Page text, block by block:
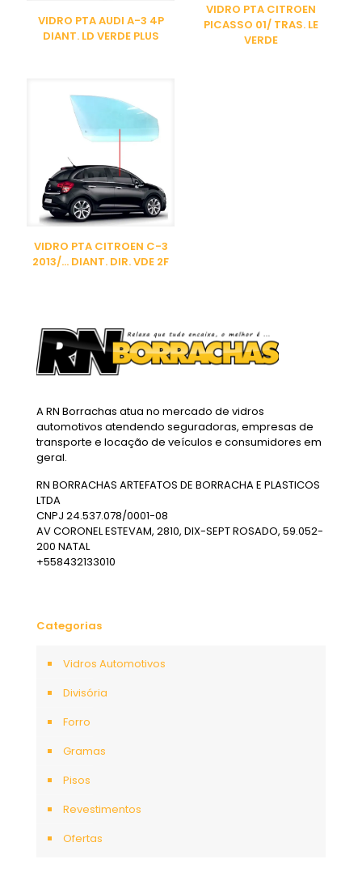
VIDRO PTA AUDI A-3 4P
DIANT. LD VERDE PLUS
VIDRO PTA CITROEN
PICASSO 01/ TRAS. LE
VERDE
VIDRO PTA CITROEN C-3
2013/… DIANT. DIR. VDE 2F
A RN Borrachas atua no mercado de vidros
automotivos atendendo seguradoras, empresas de
transporte e locação de veículos e consumidores em
geral.
RN BORRACHAS ARTEFATOS DE BORRACHA E PLASTICOS
LTDA
CNPJ 24.537.078/0001-08
AV CORONEL ESTEVAM, 2810, DIX-SEPT ROSADO, 59.052-
200 NATAL
+558432133010
Categorias
Vidros Automotivos
Divisória
Forro
Gramas
Pisos
Revestimentos
Ofertas